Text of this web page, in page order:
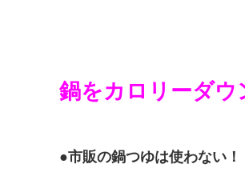
鍋をカロリーダウ
●市販の鍋つゆは使わない！